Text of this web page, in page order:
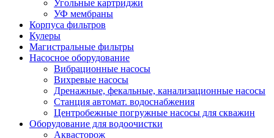
Угольные картриджи
УФ мембраны
Корпуса фильтров
Кулеры
Магистральные фильтры
Насосное оборудование
Вибрационные насосы
Вихревые насосы
Дренажные, фекальные, канализационные насосы
Станция автомат. водоснабжения
Центробежные погружные насосы для скважин
Оборудование для водоочистки
Аквасторож